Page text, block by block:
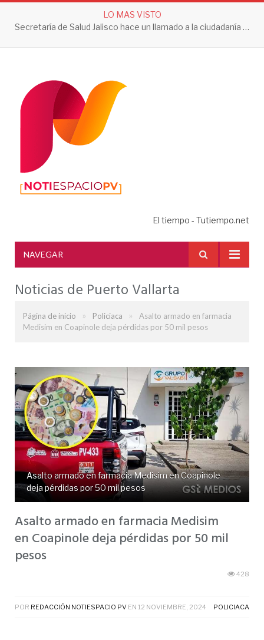
LO MAS VISTO
Secretaría de Salud Jalisco hace un llamado a la ciudadanía a tomar acciones contra el dengue en esta temporada de lluvias
El tiempo - Tutiempo.net
NAVEGAR
Noticias de Puerto Vallarta
Página de inicio » Policiaca »
Asalto armado en farmacia
Medisim en Coapinole deja pérdidas por 50 mil pesos
Asalto armado en farmacia Medisim en Coapinole
deja pérdidas por 50 mil pesos
Asalto armado en farmacia Medisim
en Coapinole deja pérdidas por 50 mil
pesos
428
POR REDACCIÓN NOTIESPACIO PV EN 12 NOVIEMBRE, 2024 POLICIACA